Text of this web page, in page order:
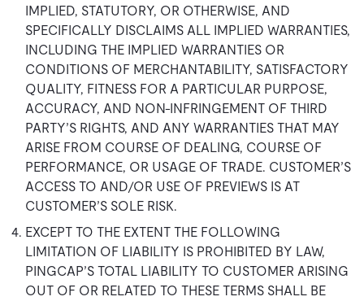
IMPLIED, STATUTORY, OR OTHERWISE, AND
SPECIFICALLY DISCLAIMS ALL IMPLIED WARRANTIES,
INCLUDING THE IMPLIED WARRANTIES OR
CONDITIONS OF MERCHANTABILITY, SATISFACTORY
QUALITY, FITNESS FOR A PARTICULAR PURPOSE,
ACCURACY, AND NON-INFRINGEMENT OF THIRD
PARTY’S RIGHTS, AND ANY WARRANTIES THAT MAY
ARISE FROM COURSE OF DEALING, COURSE OF
PERFORMANCE, OR USAGE OF TRADE. CUSTOMER’S
ACCESS TO AND/OR USE OF PREVIEWS IS AT
CUSTOMER’S SOLE RISK.
EXCEPT TO THE EXTENT THE FOLLOWING
LIMITATION OF LIABILITY IS PROHIBITED BY LAW,
PINGCAP’S TOTAL LIABILITY TO CUSTOMER ARISING
OUT OF OR RELATED TO THESE TERMS SHALL BE